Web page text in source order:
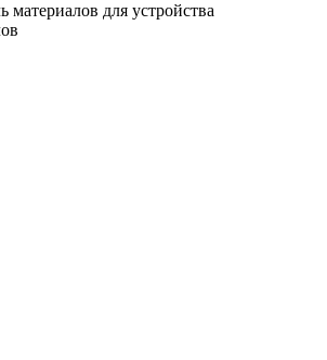
материалов для устройства